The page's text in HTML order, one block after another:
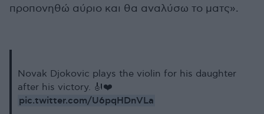
προπονηθώ αύριο και θα αναλύσω το ματς».
Novak Djokovic plays the violin for his daughter
after his victory. 🎻❤️
pic.twitter.com/U6pqHDnVLa